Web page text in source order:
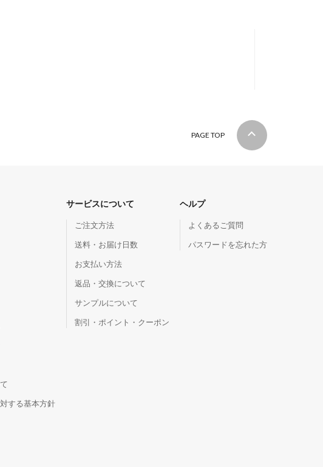
PAGE TOP
する基本方針
サービスについて
ご注文方法
送料・お届け日数
お支払い方法
返品・交換について
サンプルについて
割引・ポイント・クーポン
ヘルプ
よくあるご質問
パスワードを忘れた方